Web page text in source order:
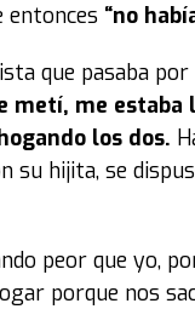
entonces “no
que pasaba
metí, me
los dos.
su hijita, se
peor que yo,
porque nos